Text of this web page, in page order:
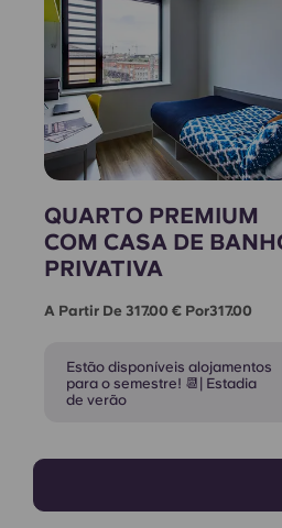
QUARTO PREMIUM
COM CASA DE
PRIVATIVA
A Partir De 317.00 € Por317.00
Estão disponíveis alojamentos
para o semestre! 📆| Estadia
de verão